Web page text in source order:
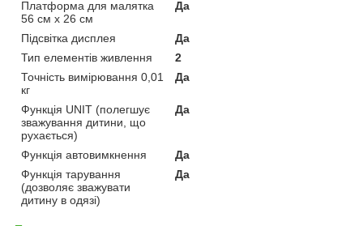
Платформа для малятка
56 см x 26 см
Да
Підсвітка дисплея
Да
Тип елементів живлення
2
Точність вимірювання 0,01
кг
Да
Функція UNIT (полегшує
зважування дитини, що
рухається)
Да
Функція автовимкнення
Да
Функція тарування
(дозволяє зважувати
дитину в одязі)
Да